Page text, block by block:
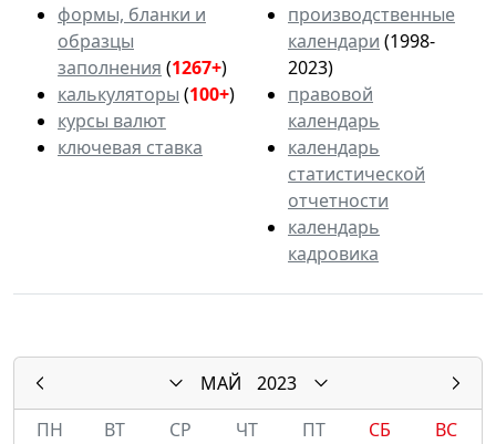
формы, бланки и
образцы
заполнения (1267+)
калькуляторы (100+)
курсы валют
ключевая ставка
производственные
календари (1998-
2023)
правовой
календарь
календарь
статистической
отчетности
календарь
кадровика
МАЙ
2023
ПН
ВТ СР ЧТ ПТ СБ
ВС